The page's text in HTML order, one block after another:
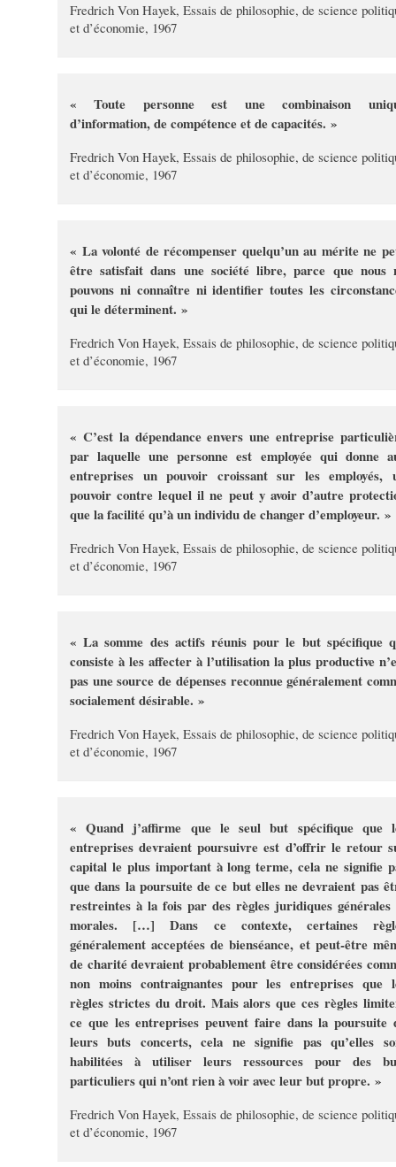
Fredrich Von Hayek, Essais de philosophie, de science
et d’économie, 1967
« Toute personne est une combinaison
d’information, de compétence et de capacités. »
Fredrich Von Hayek, Essais de philosophie, de science
et d’économie, 1967
« La volonté de récompenser quelqu’un au mérite ne
être satisfait dans une société libre, parce que nous
pouvons ni connaître ni identifier toutes les
qui le déterminent. »
Fredrich Von Hayek, Essais de philosophie, de science
et d’économie, 1967
« C’est la dépendance envers une entreprise
par laquelle une personne est employée qui donne
entreprises un pouvoir croissant sur les employés,
pouvoir contre lequel il ne peut y avoir d’autre
que la facilité qu’à un individu de changer d’employeur. »
Fredrich Von Hayek, Essais de philosophie, de science
et d’économie, 1967
« La somme des actifs réunis pour le but spécifique
consiste à les affecter à l’utilisation la plus productive
pas une source de dépenses reconnue généralement
socialement désirable. »
Fredrich Von Hayek, Essais de philosophie, de science
et d’économie, 1967
« Quand j’affirme que le seul but spécifique que
entreprises devraient poursuivre est d’offrir le retour
capital le plus important à long terme, cela ne signifie
que dans la poursuite de ce but elles ne devraient pas
restreintes à la fois par des règles juridiques générales
morales. […] Dans ce contexte, certaines
généralement acceptées de bienséance, et peut-être
de charité devraient probablement être considérées
non moins contraignantes pour les entreprises que
règles strictes du droit. Mais alors que ces règles
ce que les entreprises peuvent faire dans la poursuite
leurs buts concerts, cela ne signifie pas qu’elles
habilitées à utiliser leurs ressources pour des
particuliers qui n’ont rien à voir avec leur but propre. »
Fredrich Von Hayek, Essais de philosophie, de science
et d’économie, 1967